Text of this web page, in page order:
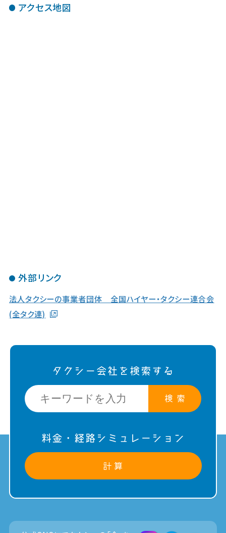
アクセス地図
外部リンク
法人タクシーの事業者団体 全国ハイヤー・タクシー連合会
(全タク連)
タクシー会社を検索する
検 索
料金・経路シミュレーション
計 算